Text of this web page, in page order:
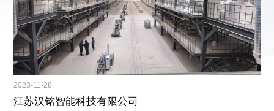
2023-11-28
江苏汉铭智能科技有限公司